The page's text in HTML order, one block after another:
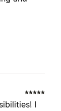
I